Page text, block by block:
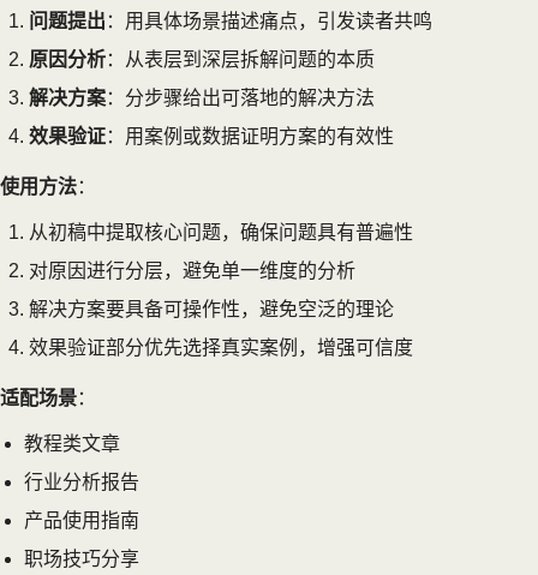
问题提出 ：用具体场景描述痛点，引发读者共鸣
原因分析：从表层到深层拆解问题的本质
解决方案：分步骤给出可落地的解决方法
效果验证：用案例或数据证明方案的有效性
使用方法：
从初稿中提取核心问题，确保问题具有普遍性
对原因进行分层，避免单一维度的分析
解决方案要具备可操作性，避免空泛的理论
效果验证部分优先选择真实案例，增强可信度
适配场景：
教程类文章
行业分析报告
产品使用指南
职场技巧分享